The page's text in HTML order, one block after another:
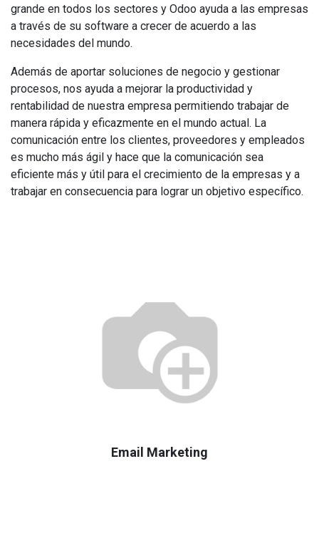
grande en todos los sectores y Odoo ayuda a las empresas
a través de su software a crecer de acuerdo a las
necesidades del mundo.
Además de aportar soluciones de negocio y gestionar
procesos, nos ayuda a mejorar la productividad y
rentabilidad de nuestra empresa permitiendo trabajar de
manera rápida y eficazmente en el mundo actual. La
comunicación entre los clientes, proveedores y empleados
es mucho más ágil y hace que la comunicación sea
eficiente más y útil para el crecimiento de la empresas y a
trabajar en consecuencia para lograr un objetivo específico.
Email Marketing